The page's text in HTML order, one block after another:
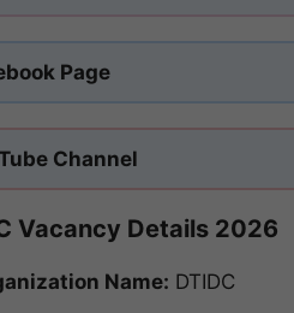
Page
Channel
Vacancy Details 2026
Name: DTIDC